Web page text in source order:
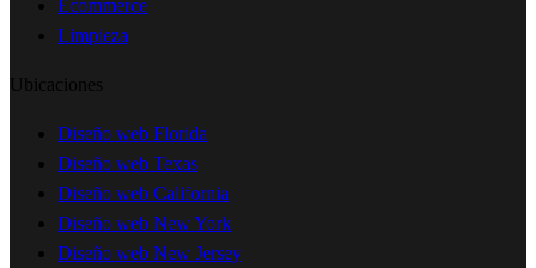
Ecommerce
Limpieza
Ubicaciones
Diseño web Florida
Diseño web Texas
Diseño web California
Diseño web New York
Diseño web New Jersey